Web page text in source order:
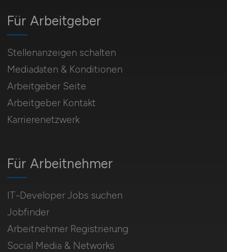
Für Arbeitnehmer
IT-Developer Jobs suchen
Jobfinder
Arbeitnehmer Registrierung
Social Media & Networks
Für Arbeitgeber
Stellenanzeigen schalten
Mediadaten & Konditionen
Arbeitgeber Seite
Arbeitgeber Kontakt
Karrierenetzwerk